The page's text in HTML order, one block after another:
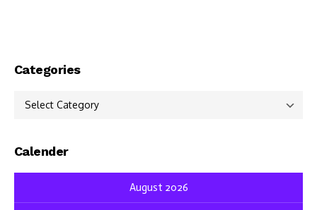
Categories
Categories
Calender
August 2026